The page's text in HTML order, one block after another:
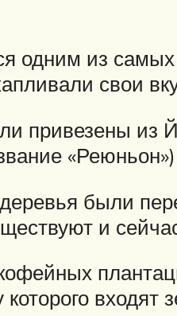
одним из
свои
привезены
были
и
входят